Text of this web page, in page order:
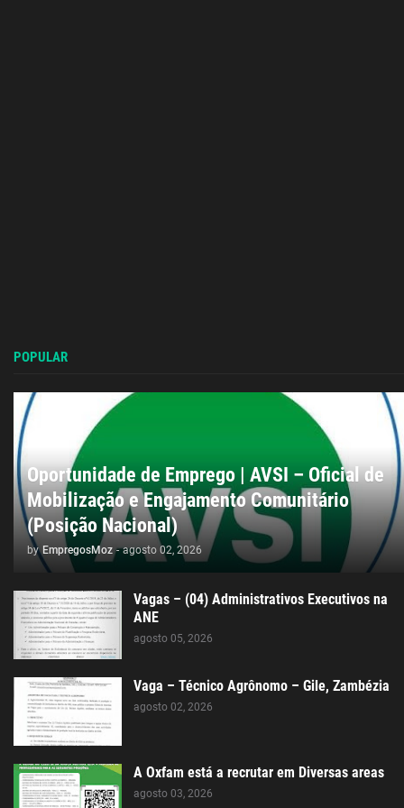
POPULAR
Oportunidade de Emprego | AVSI – Oficial de
Mobilização e Engajamento Comunitário
(Posição Nacional)
by EmpregosMoz - agosto 02, 2026
Vagas – (04) Administrativos Executivos na
ANE
agosto 05, 2026
Vaga – Técnico Agrônomo – Gile, Zambézia
agosto 02, 2026
A Oxfam está a recrutar em Diversas areas
agosto 03, 2026